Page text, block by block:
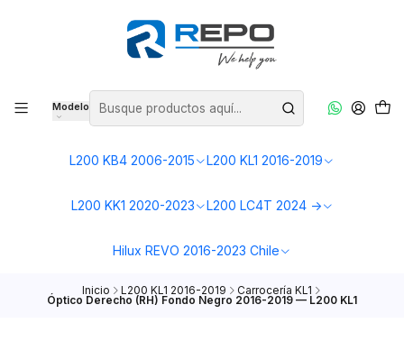
Modelo
L200 KB4 2006-2015 L200 KL1 2016-2019
L200 KK1 2020-2023 L200 LC4T 2024 ->
Hilux REVO 2016-2023 Chile
Inicio L200 KL1 2016-2019 Carrocería KL1
Óptico Derecho (RH) Fondo Negro 2016-2019 — L200 KL1